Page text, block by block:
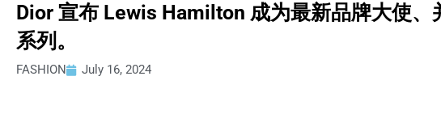
Dior 宣布 Lewis Hamilton 成为最新品牌大使
系列。
FASHION July 16, 2024